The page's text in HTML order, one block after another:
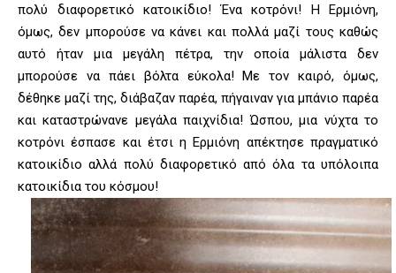
πολύ διαφορετικό κατοικίδιο! Ένα κοτρόνι! Η Ερμιόνη,
όμως, δεν μπορούσε να κάνει και πολλά μαζί τους καθώς
αυτό ήταν μια μεγάλη πέτρα, την οποία μάλιστα δεν
μπορούσε να πάει βόλτα εύκολα! Με τον καιρό, όμως,
δέθηκε μαζί της, διάβαζαν παρέα, πήγαιναν για μπάνιο παρέα
και καταστρώνανε μεγάλα παιχνίδια! Ώσπου, μια νύχτα το
κοτρόνι έσπασε και έτσι η Ερμιόνη απέκτησε πραγματικό
κατοικίδιο αλλά πολύ διαφορετικό από όλα τα υπόλοιπα
κατοικίδια του κόσμου!